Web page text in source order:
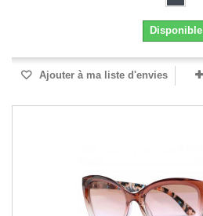
Disponible
Ajouter à ma liste d'envies